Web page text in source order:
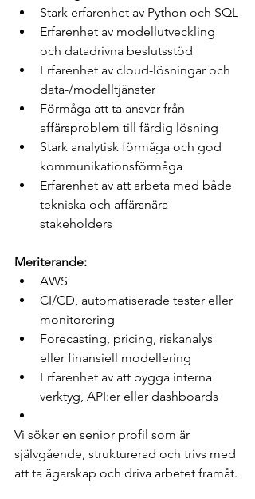
Stark erfarenhet av Python och SQL
Erfarenhet av modellutveckling
och datadrivna beslutsstöd
Erfarenhet av cloud-lösningar och
data-/modelltjänster
Förmåga att ta ansvar från
affärsproblem till färdig lösning
Stark analytisk förmåga och god
kommunikationsförmåga
Erfarenhet av att arbeta med både
tekniska och affärsnära
stakeholders
Meriterande:
AWS
CI/CD, automatiserade tester eller
monitorering
Forecasting, pricing, riskanalys
eller finansiell modellering
Erfarenhet av att bygga interna
verktyg, API:er eller dashboards
Vi söker en senior profil som är
självgående, strukturerad och trivs med
att ta ägarskap och driva arbetet framåt.